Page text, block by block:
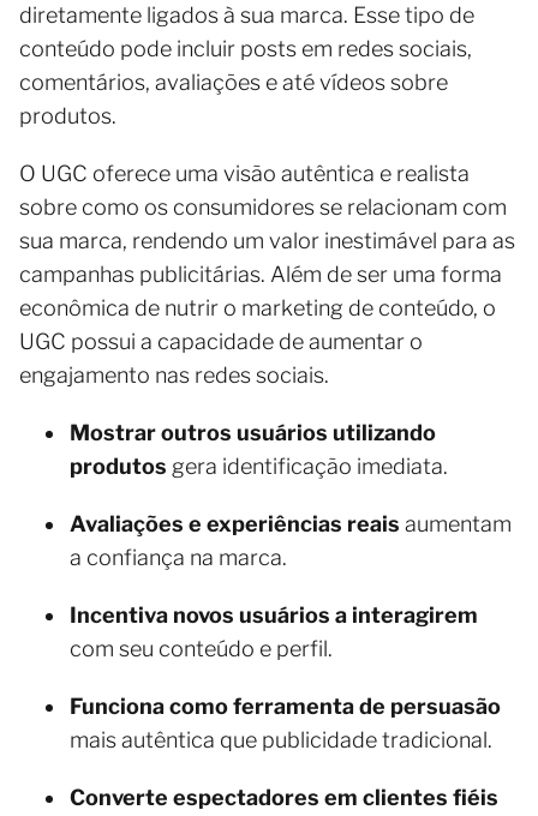
diretamente ligados à sua marca. Esse tipo de
conteúdo pode incluir posts em redes sociais,
comentários, avaliações e até vídeos sobre
produtos.
O UGC oferece uma visão autêntica e realista
sobre como os consumidores se relacionam com
sua marca, rendendo um valor inestimável para as
campanhas publicitárias. Além de ser uma forma
econômica de nutrir o marketing de conteúdo, o
UGC possui a capacidade de aumentar o
engajamento nas redes sociais.
Mostrar outros usuários utilizando
produtos gera identificação imediata.
Avaliações e experiências reais aumentam
a confiança na marca.
Incentiva novos usuários a interagirem
com seu conteúdo e perfil.
Funciona como ferramenta de persuasão
mais autêntica que publicidade tradicional.
Converte espectadores em clientes fiéis